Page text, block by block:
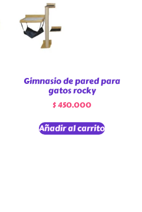
Gimnasio de pared para
gatos rocky
$450.000
Añadir al carrito